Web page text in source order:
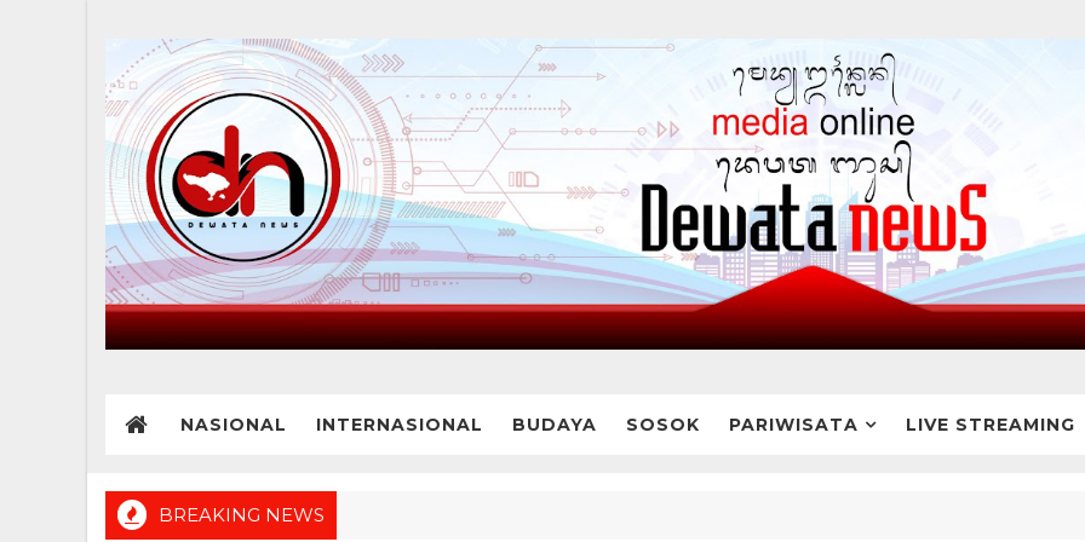
NASIONAL INTERNASIONAL BUDAYA SOSOK PARIWISATA LIVE STREAMING
BREAKING NEWS